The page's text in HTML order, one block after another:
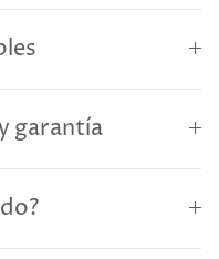
garantía